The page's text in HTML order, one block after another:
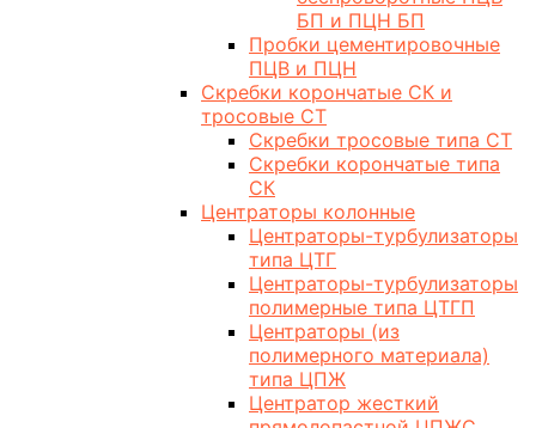
БП и ПЦН БП
Пробки цементировочные
ПЦВ и ПЦН
Скребки корончатые СК и
тросовые СТ
Скребки тросовые типа СТ
Скребки корончатые типа
СК
Центраторы колонные
Центраторы-турбулизаторы
типа ЦТГ
Центраторы-турбулизаторы
полимерные типа ЦТГП
Центраторы (из
полимерного материала)
типа ЦПЖ
Центратор жесткий